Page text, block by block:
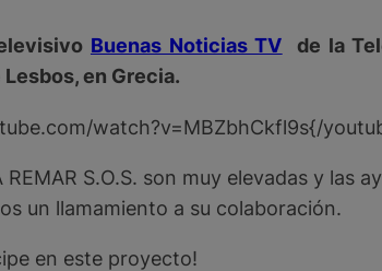
Buenas Noticias TV de la
en Grecia.
watch?v=MBZbhCkfl9s{/
REMAR S.O.S. son muy elevadas y
un llamamiento a su colaboración.
en este proyecto!